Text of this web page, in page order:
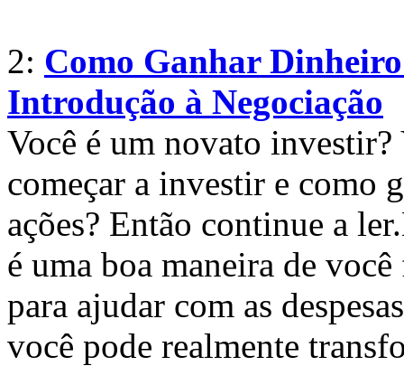
2: Como Ganhar
Introdução à Negociação
Você é um novato
começar a investir e como
ações? Então continue a
é uma boa maneira de
para ajudar com as
você pode realmente